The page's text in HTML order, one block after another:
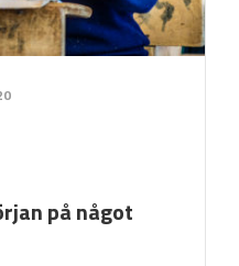
på något